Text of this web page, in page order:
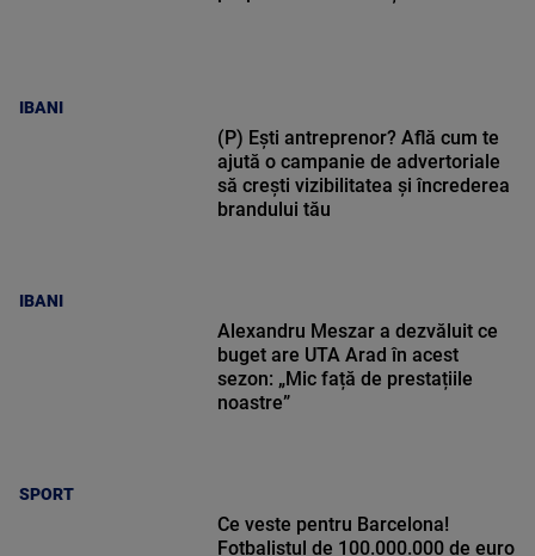
IBANI
IBANI
(P) Ești antreprenor? Află cum te
ajută o campanie de advertoriale
să crești vizibilitatea și încrederea
brandului tău
SPORT
Alexandru Meszar a dezvăluit ce
buget are UTA Arad în acest
sezon: „Mic față de prestațiile
noastre”
Ce veste pentru Barcelona!
Fotbalistul de 100.000.000 de euro